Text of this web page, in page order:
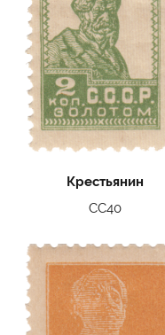
Крестьянин
СС40